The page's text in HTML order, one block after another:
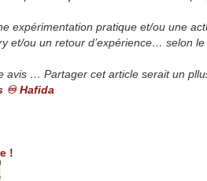
expérimentation pratique et/ou une
et/ou un retour d’expérience… selon
avis … Partager cet article serait un
♾ Hafida
!